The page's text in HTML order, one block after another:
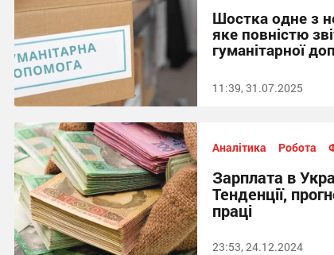
Шостка одне з
яке повністю
гуманітарної
11:39, 31.07.2025
Аналітика Робота
Зарплата в
Тенденції,
праці
23:53, 24.12.2024